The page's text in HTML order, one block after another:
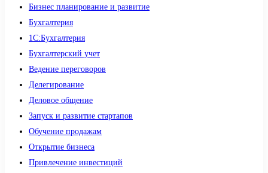
Бизнес планирование и развитие
Бухгалтерия
1C:Бухгалтерия
Бухгалтерский учет
Ведение переговоров
Делегирование
Деловое общение
Запуск и развитие стартапов
Обучение продажам
Открытие бизнеса
Привлечение инвестиций